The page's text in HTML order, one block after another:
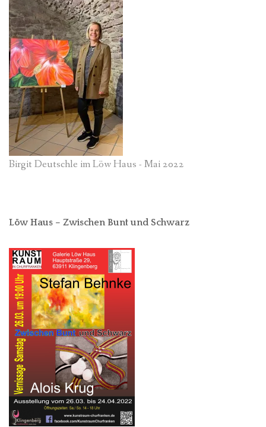
Birgit Deutschle im Löw Haus - Mai 2022
Löw Haus – Zwischen Bunt und Schwarz